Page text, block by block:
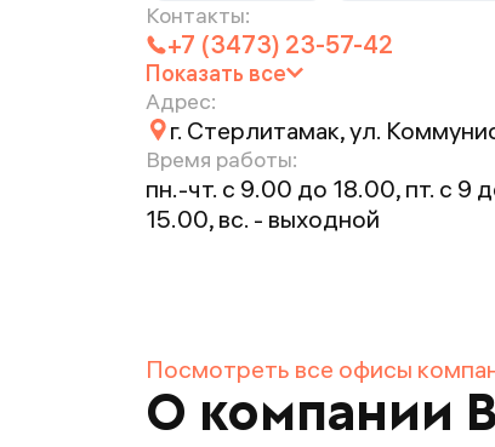
Контакты:
+7 (3473) 23-57-42
Показать все
Адрес:
г. Стерлитамак, ул.
Время работы:
пн.-чт. с 9.00 до 18.00, пт. с 9
15.00, вс. - выходной
Посмотреть все офисы
О компании